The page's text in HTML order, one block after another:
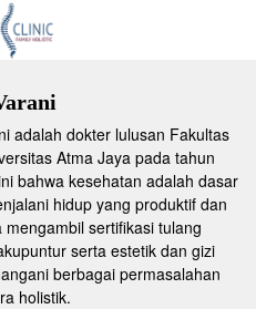
adalah dokter lulusan Fakultas
Atma Jaya pada tahun
bahwa kesehatan adalah dasar
hidup yang produktif dan
sertifikasi tulang
serta estetik dan gizi
berbagai permasalahan
holistik.